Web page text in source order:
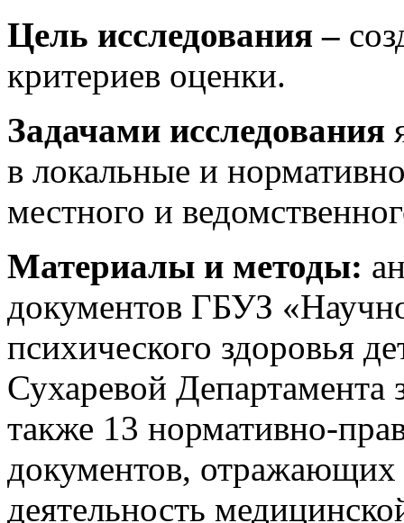
Цель исследования –
критериев оценки.
Задачами исследования
в локальные и
местного и
Материалы и методы:
документов ГБУЗ
психического здоровья
Сухаревой Департамента
также 13 нормативно-
документов,
деятельность